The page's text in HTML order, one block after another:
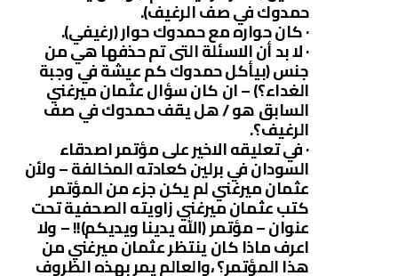
حمدوك في صف الرغيف).
· كان حواره مع حمدوك حوار (رغيفي).
· لا بد أن الاسئلة التى تم حذفها هي من
جنس (بيأكل حمدوك كم عيشة في وجبة
الغداء؟) – ان كان سؤال عثمان ميرغني
السابق هو / هل يقف حمدوك في صف
الرغيف؟.
· في تعليقه الاخير على مؤتمر اصدقاء
السودان في برلين كعادته المخالفة – ولأن
عثمان ميرغني لم يكن جزء من المؤتمر
كتب عثمان ميرغني زاويته الصحفية تحت
عنوان – مؤتمر (الله يدينا ويديكم)!! – ولا
اعرف ماذا كان ينتظر عثمان ميرغني من
هذا المؤتمر؟ ،والعالم يمر بهذه الظروف